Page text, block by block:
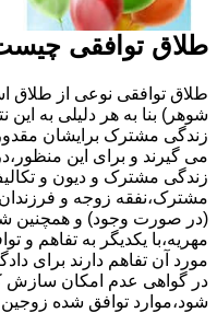
طلاق توافقی
طلاق توافقی نوعی از
شوهر) بنا به هر دلیلی به
زندگی مشترک برایشان
می گیرند و برای این
زندگی مشترک و دیون و
مشترک،نفقه زوجه و
(در صورت وجود) و همچنین
مهریه،با یکدیگر به تفاهم و
مورد آن تفاهم دارند برای
در گواهی عدم امکان سازش
شود،موارد توافق شده